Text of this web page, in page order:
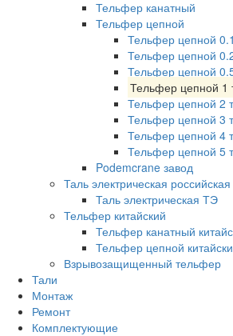
Тельфер канатный
Тельфер цепной
Тельфер цепной
Тельфер цепной
Тельфер цепной
Тельфер цепной 1
Тельфер цепной 2 т
Тельфер цепной 3 т
Тельфер цепной 4 т
Тельфер цепной 5 т
Podemcrane завод
Таль электрическая российская
Таль электрическая ТЭ
Тельфер китайский
Тельфер канатный
Тельфер цепной
Взрывозащищенный тельфер
Тали
Монтаж
Ремонт
Комплектующие